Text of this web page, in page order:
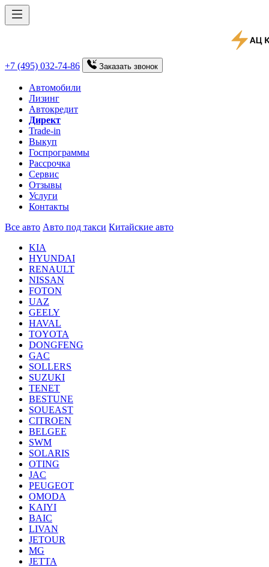
+7 (495) 032-74-86 Заказать звонок
Автомобили
Лизинг
Автокредит
Директ
Trade-in
Выкуп
Госпрограммы
Рассрочка
Сервис
Отзывы
Услуги
Контакты
Все авто Авто под такси Китайские авто
KIA
HYUNDAI
RENAULT
NISSAN
FOTON
UAZ
GEELY
HAVAL
TOYOTA
DONGFENG
GAC
SOLLERS
SUZUKI
TENET
BESTUNE
SOUEAST
CITROEN
BELGEE
SWM
SOLARIS
OTING
JAC
PEUGEOT
OMODA
KAIYI
BAIC
LIVAN
JETOUR
MG
JETTA